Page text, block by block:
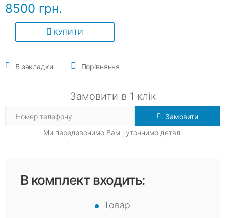
8500 грн.
КУПИТИ
В закладки Порівняння
Замовити в 1 клік
Замовити
Ми передзвонимо Вам і уточнимо деталі
В комплект входить:
Товар